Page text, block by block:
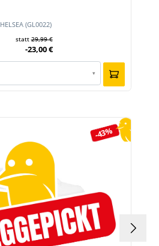
(GL0022)
statt29,99 €
-23,00 €
▾
-43%